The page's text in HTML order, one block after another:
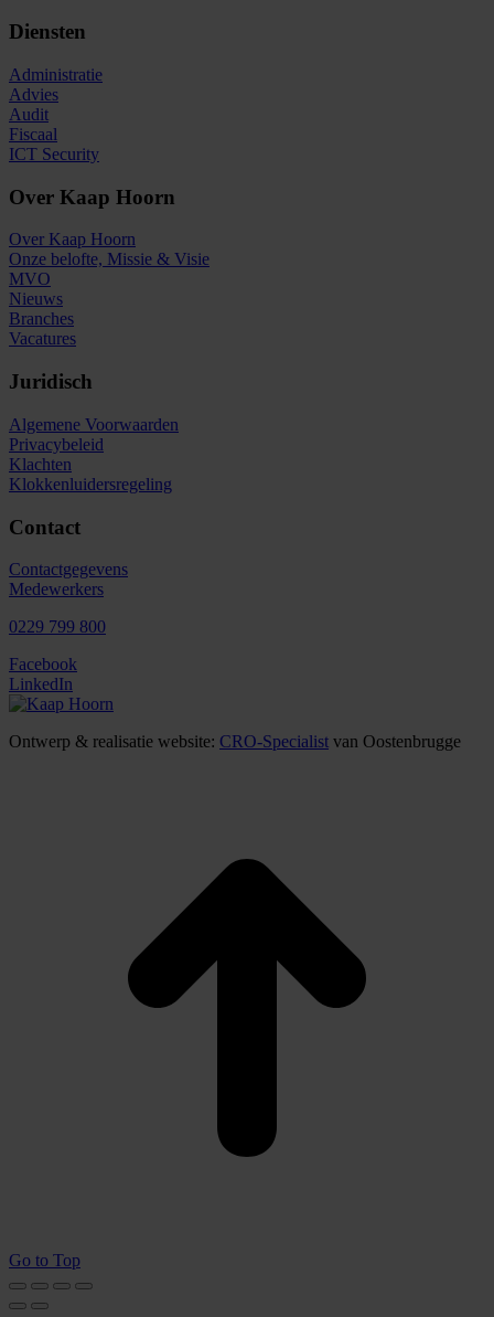
Diensten
Administratie
Advies
Audit
Fiscaal
ICT Security
Over Kaap Hoorn
Over Kaap Hoorn
Onze belofte, Missie & Visie
MVO
Nieuws
Branches
Vacatures
Juridisch
Algemene Voorwaarden
Privacybeleid
Klachten
Klokkenluidersregeling
Contact
Contactgegevens
Medewerkers
0229 799 800
Facebook
LinkedIn
Ontwerp & realisatie website: CRO-Specialist van Oostenbrugge
Go to Top